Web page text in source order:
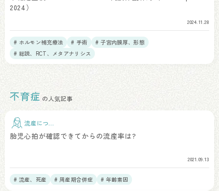
2024）
2024.11.28
# ホルモン補充療法 # 手術
# 子宮内膜厚、形態
# 総説、RCT、メタアナリシス
不育症 の人気記事
流産につい
胎児心拍が確認できてからの流産率は?
2021.09.13
# 流産、死産 # 周産期合併症 # 年齢素因